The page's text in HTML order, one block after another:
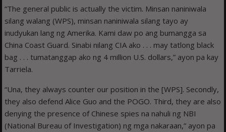
“The general public is actually the victim. Minsan naniniwala
silang walang (WPS), minsan naniniwala silang tayo ay
inudyukan lang ng Amerika. Kami daw po ang bumangga sa
China Coast Guard. Sinabi nilang CIA ako . . . may tatlong black
bag . . . tumatanggap ako ng 4 million U.S. dollars,” ayon pa kay
Tarriela.
“Una, they always counter our position in the [WPS]. Secondly,
they also defend Alice Guo and the POGO. Third, they are also
denying the presence of Chinese spies na nahuli ng NBI
(National Bureau of Investigation) ng mga nakaraan,” ayon pa